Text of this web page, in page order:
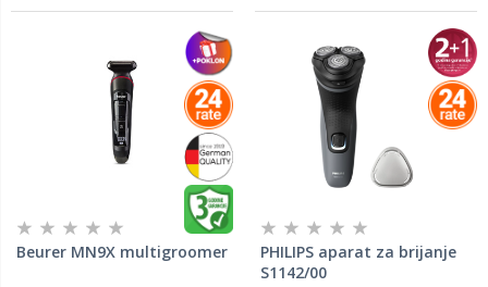
Beurer MN9X multigroomer
PHILIPS aparat za brijanje
S1142/00